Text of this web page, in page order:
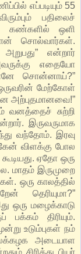
எப்படியும் 55
பதிலைச்
கண்களில் ஒளி
சொல்வார்கள்.
என்றார்
எதையோ
சொன்னாய்?”
மேற்கோள்
அற்புதமானவை!”
வனத்தைச் சுற்றி
இருவருமாக
வந்தோம். இரவு
விளக்கு போல
ஏதோ ஒரு
மாதம் இருமுறை
ஒரு காலத்தில்
தெரியுமா?”
ஒரு மழைக்காடு
பக்கம் திரியும்.
உடும்புகள் நம்
அடையாள